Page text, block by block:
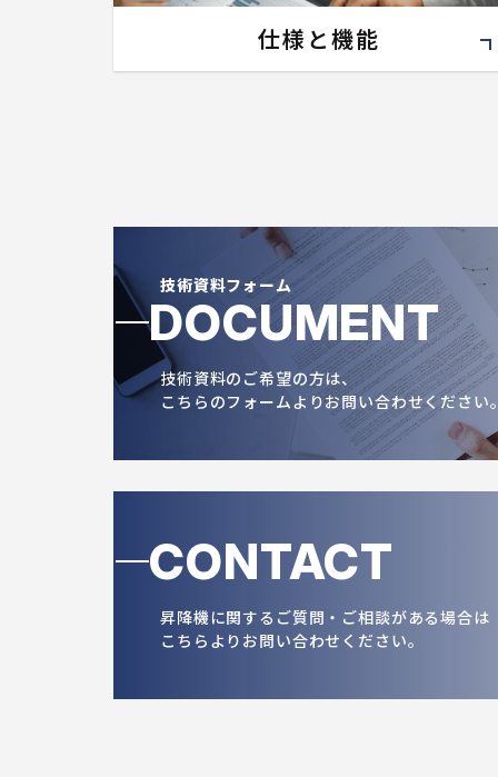
仕様と機能
技術資料フォーム
DOCUMENT
技術資料のご希望の方は、
こちらのフォームよりお問い合わせください
CONTACT
昇降機に関するご質問・ご相談がある場合は
こちらよりお問い合わせください。